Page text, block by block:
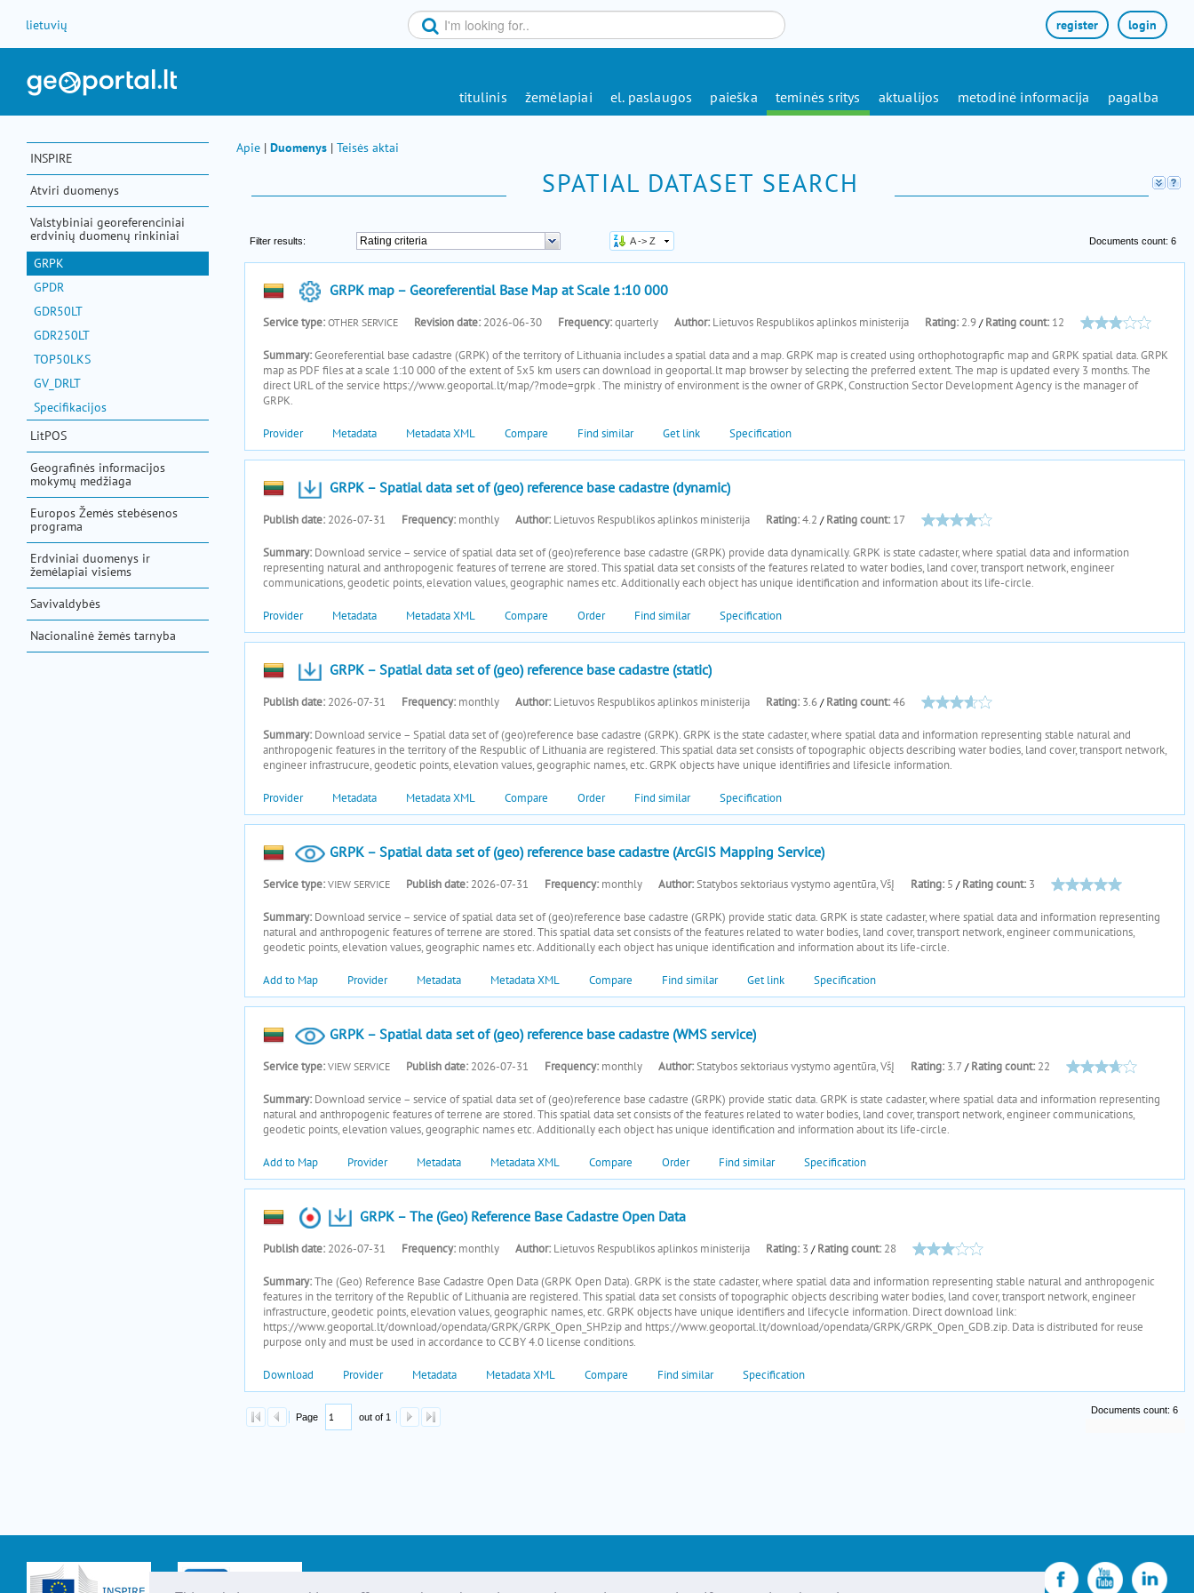
lietuvių
login
register
titulinis žemėlapiai el. paslaugos paieška teminės sritys aktualijos metodinė informacija pagalba
INSPIRE
Atviri duomenys
Valstybiniai georeferenciniai
erdvinių duomenų rinkiniai
GRPK
GPDR
GDR50LT
GDR250LT
TOP50LKS
GV_DRLT
Specifikacijos
LitPOS
Geografinės informacijos
mokymų medžiaga
Europos Žemės stebėsenos
programa
Erdviniai duomenys ir
žemėlapiai visiems
Savivaldybės
Nacionalinė žemės tarnyba
Apie | Duomenys | Teisės aktai